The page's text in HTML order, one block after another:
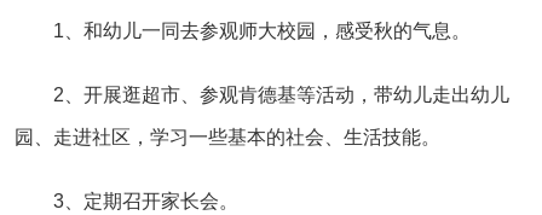
1、和幼儿一同去参观师大校园，感受秋的气息。
2、开展逛超市、参观肯德基等活动，带幼儿走出幼儿
园、走进社区，学习一些基本的社会、生活技能。
3、定期召开家长会。